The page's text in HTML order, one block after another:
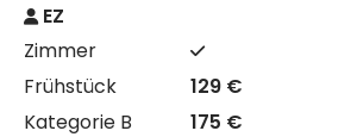
EZ
129 €
175 €